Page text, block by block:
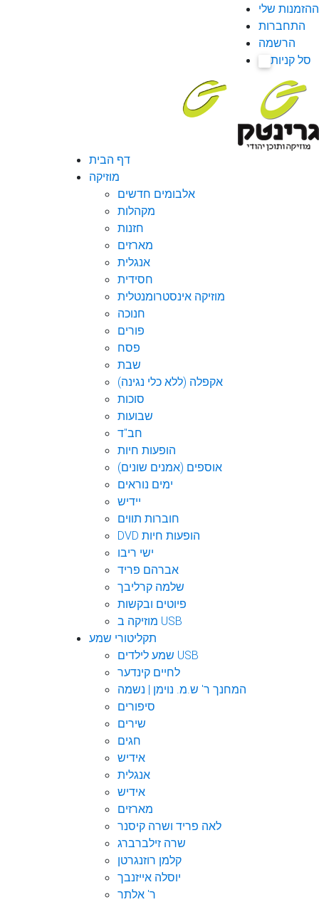
ההזמנות שלי
התחברות
הרשמה
סל קניות
דף הבית
מוזיקה
אלבומים חדשים
מקהלות
חזנות
מארזים
אנגלית
חסידית
מוזיקה אינסטרומנטלית
חנוכה
פורים
פסח
שבת
אקפלה (ללא כלי נגינה)
סוכות
שבועות
חב"ד
הופעות חיות
אוספים (אמנים שונים)
ימים נוראים
יידיש
חוברות תווים
DVD הופעות חיות
ישי ריבו
אברהם פריד
שלמה קרליבך
פיוטים ובקשות
מוזיקה ב USB
תקליטורי שמע
שמע לילדים USB
לחיים קינדער
המחנך ר' ש.מ. נוימן | נשמה
סיפורים
שירים
חגים
אידיש
אנגלית
אידיש
מארזים
לאה פריד ושרה קיסנר
שרה זילברברג
קלמן רוזנגרטן
יוסלה אייזנבך
ר' אלתר